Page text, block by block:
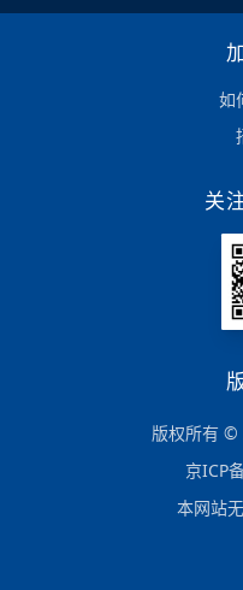
如
关
版权所有 ©
京ICP
本网站